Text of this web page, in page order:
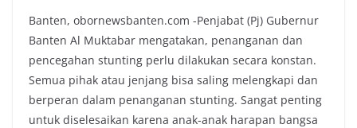
Banten, obornewsbanten.com -Penjabat (Pj) Gubernur
Banten Al Muktabar mengatakan, penanganan dan
pencegahan stunting perlu dilakukan secara konstan.
Semua pihak atau jenjang bisa saling melengkapi dan
berperan dalam penanganan stunting. Sangat penting
untuk diselesaikan karena anak-anak harapan bangsa